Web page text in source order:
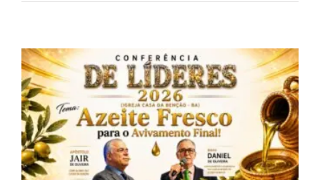
Conferência de Líderes celebra os 47
anos da Casa da Bênção na Bahia